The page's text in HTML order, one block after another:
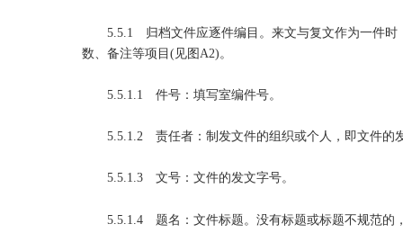
5.5.1 归档文件应逐件编目。来文与复文作为一件时
数、备注等项目(见图A2)。
5.5.1.1 件号：填写室编件号。
5.5.1.2 责任者：制发文件的组织或个人，即文件的
5.5.1.3 文号：文件的发文字号。
5.5.1.4 题名：文件标题。没有标题或标题不规范的